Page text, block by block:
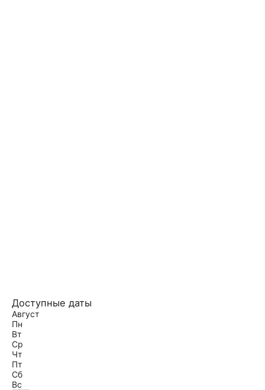
Доступные даты
Август
Пн
Вт
Ср
Чт
Пт
Сб
Вс